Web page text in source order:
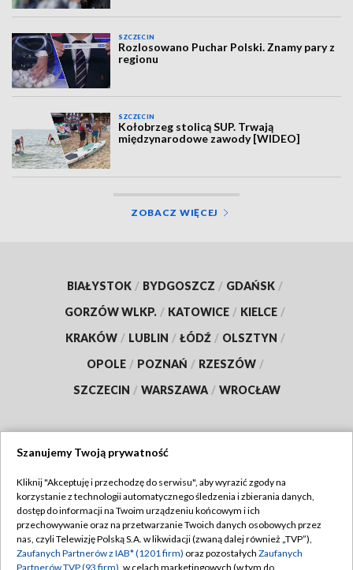
SZCZECIN
Rozlosowano Puchar Polski. Znamy pary z
regionu
SZCZECIN
Kołobrzeg stolicą SUP. Trwają
międzynarodowe zawody [WIDEO]
ZOBACZ WIĘCEJ
BIAŁYSTOK / BYDGOSZCZ / GDAŃSK /
GORZÓW WLKP. / KATOWICE / KIELCE /
KRAKÓW / LUBLIN / ŁÓDŹ / OLSZTYN /
OPOLE / POZNAŃ / RZESZÓW /
SZCZECIN / WARSZAWA / WROCŁAW
TVP
Abonament TVP
Emisja w TVP
Regulamin TVP
Polityka prywatności
Szanujemy Twoją prywatność
Kliknij "Akceptuję i przechodzę do serwisu", aby wyrazić zgody na
korzystanie z technologii automatycznego śledzenia i zbierania danych,
dostęp do informacji na Twoim urządzeniu końcowym i ich
przechowywanie oraz na przetwarzanie Twoich danych osobowych przez
nas, czyli Telewizję Polską S.A. w likwidacji (zwaną dalej również „TVP”),
Zaufanych Partnerów z IAB* (1201 firm) oraz pozostałych Zaufanych
Partnerów TVP (93 firm) , w celach marketingowych (w tym do